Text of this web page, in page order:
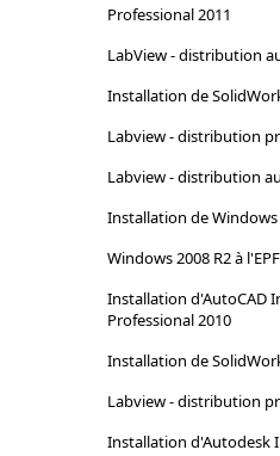
Professional 2011
LabView - distribution
Installation de
Labview - distribution
Labview - distribution
Installation de Windows
Windows 2008 R2 à
Installation d'AutoCAD
Professional 2010
Installation de
Labview - distribution
Installation d'Autodesk